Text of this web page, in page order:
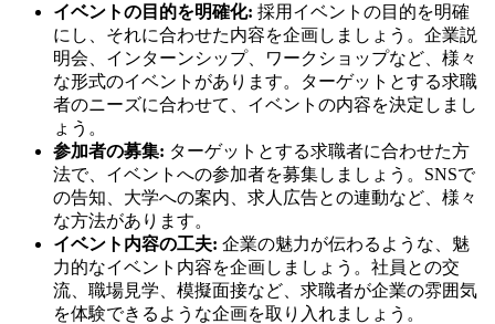
イベントの目的を明確化: 採用イベントの目的を明確
にし、それに合わせた内容を企画しましょう。企業説
明会、インターンシップ、ワークショップなど、様々
な形式のイベントがあります。ターゲットとする求職
者のニーズに合わせて、イベントの内容を決定しまし
ょう。
参加者の募集: ターゲットとする求職者に合わせた方
法で、イベントへの参加者を募集しましょう。SNSで
の告知、大学への案内、求人広告との連動など、様々
な方法があります。
イベント内容の工夫: 企業の魅力が伝わるような、魅
力的なイベント内容を企画しましょう。社員との交
流、職場見学、模擬面接など、求職者が企業の雰囲気
を体験できるような企画を取り入れましょう。